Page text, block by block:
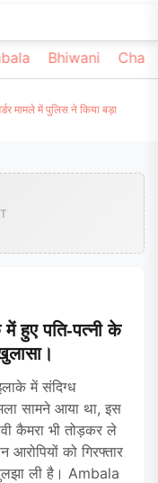
Bhiwani
मामले में पुलिस ने किया बड़ा
हुए पति-पत्नी के
में संदिग्ध
सामने आया था, इस
कैमरा भी तोड़कर ले
को गिरफ्तार
ली है। Ambala